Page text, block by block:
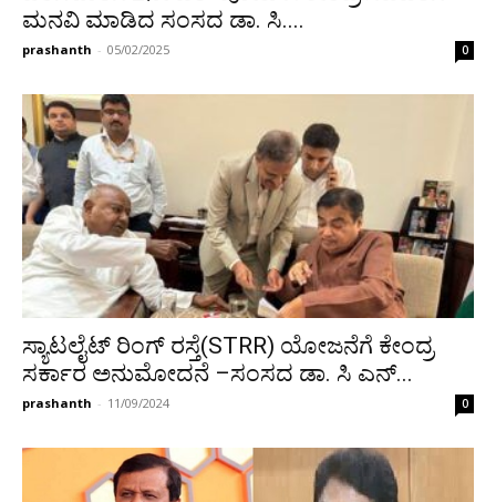
ಮನವಿ ಮಾಡಿದ ಸಂಸದ ಡಾ. ಸಿ....
prashanth - 05/02/2025 0
ಸ್ಯಾಟಲೈಟ್ ರಿಂಗ್ ರಸ್ತೆ(STRR) ಯೋಜನೆಗೆ ಕೇಂದ್ರ
ಸರ್ಕಾರ ಅನುಮೋದನೆ –ಸಂಸದ ಡಾ. ಸಿ ಎನ್...
prashanth - 11/09/2024 0